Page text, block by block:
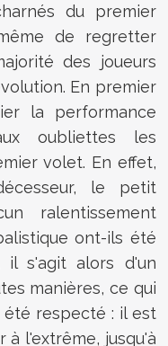
du premier
de regretter
des joueurs
En premier
la performance
oubliettes les
volet. En effet,
le petit
ralentissement
ont-ils été
il s'agit alors d'un
manières, ce qui
été respecté : il est
à l'extrême, jusqu'à